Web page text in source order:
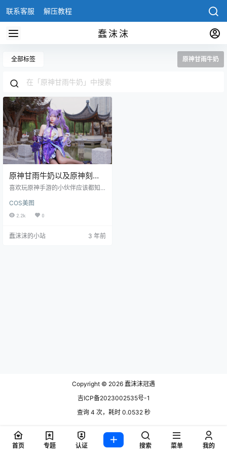
联系客服 解压教程
蠢沫沫
全部标签 原神甘雨牛奶
原神甘雨牛奶以及原神刻晴
cos图片免费欣赏
喜欢玩原神手游的小伙伴应该都知
绅士们非常喜欢的人物，今天就有
两位cos圈的小姐姐来cos这两个人
切，独有的五官，简直是原神里任
COS美图
2.2k 0
蠢沫沫的小站 3 年前
Copyright © 2026 蠢沫沫冠遇
吉ICP备2023002535号-1
查询 4 次，耗时 0.0532 秒
首页 专题 认证 搜索 菜单 我的